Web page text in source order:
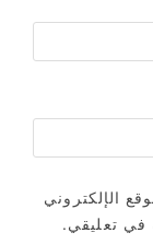
الإلكتروني
في تعليقي.